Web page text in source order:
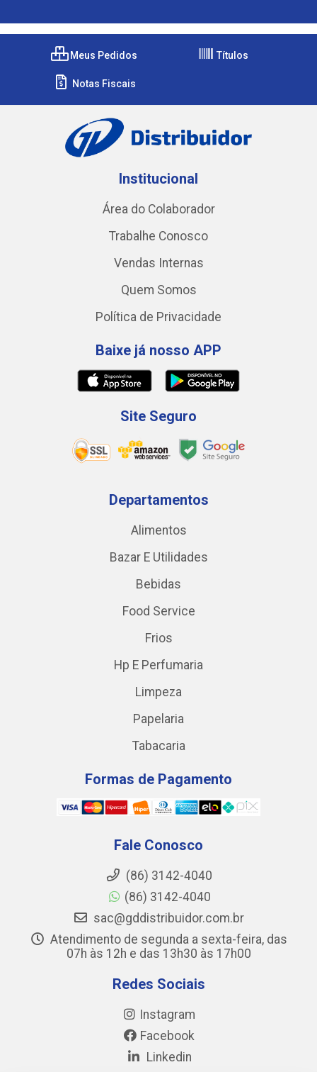
Meus Pedidos Títulos
Notas Fiscais
Institucional
Área do Colaborador
Trabalhe Conosco
Vendas Internas
Quem Somos
Política de Privacidade
Baixe já nosso APP
Site Seguro
Departamentos
Alimentos
Bazar E Utilidades
Bebidas
Food Service
Frios
Hp E Perfumaria
Limpeza
Papelaria
Tabacaria
Formas de Pagamento
Fale Conosco
(86) 3142-4040
(86) 3142-4040
sac@gddistribuidor.com.br
Atendimento de segunda a sexta-feira, das
07h às 12h e das 13h30 às 17h00
Redes Sociais
Instagram
Facebook
Linkedin